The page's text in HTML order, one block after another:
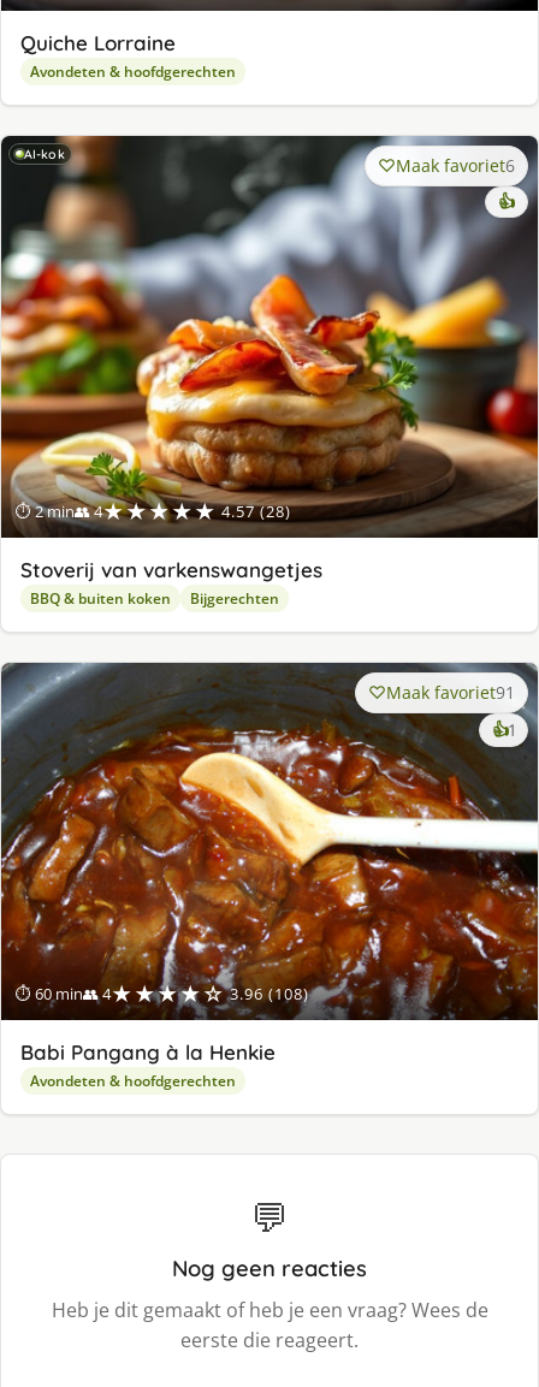
Quiche Lorraine
Avondeten & hoofdgerechten
AI-kok
⏱ 2 min👥 4★★★★★ 4.57 (28)
Maak favoriet6
👍
Stoverij van varkenswangetjes
BBQ & buiten koken Bijgerechten
⏱ 60 min👥 4★★★★☆ 3.96 (108)
Maak favoriet91
👍1
Babi Pangang à la Henkie
Avondeten & hoofdgerechten
💬
Nog geen reacties
Heb je dit gemaakt of heb je een vraag? Wees de
eerste die reageert.